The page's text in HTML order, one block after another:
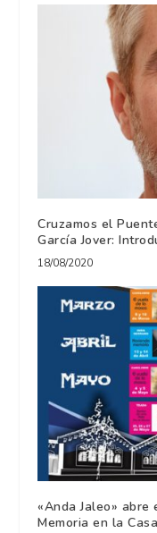
Cruzamos el
García Jover:
18/08/2020
«Anda Jaleo»
Memoria en la